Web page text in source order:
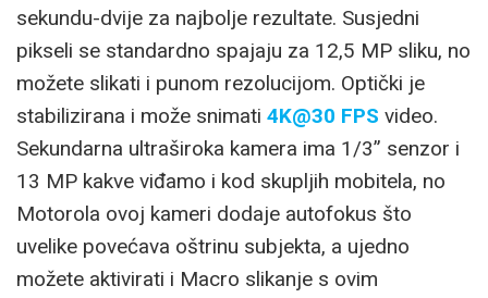
sekundu-dvije za najbolje rezultate. Susjedni
pikseli se standardno spajaju za 12,5 MP sliku, no
možete slikati i punom rezolucijom. Optički je
stabilizirana i može snimati 4K@30 FPS video.
Sekundarna ultraširoka kamera ima 1/3” senzor i
13 MP kakve viđamo i kod skupljih mobitela, no
Motorola ovoj kameri dodaje autofokus što
uvelike povećava oštrinu subjekta, a ujedno
možete aktivirati i Macro slikanje s ovim